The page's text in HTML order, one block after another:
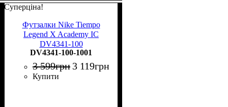
Суперціна!
Футзалки Nike Tiempo
Legend X Academy IC
DV4341-100
DV4341-100-1001
3 599грн 3 119грн
Купити